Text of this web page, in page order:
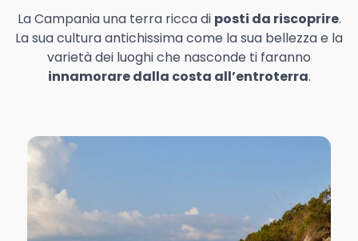
La Campania una terra ricca di posti da riscoprire.
La sua cultura antichissima come la sua bellezza e la
varietà dei luoghi che nasconde ti faranno
innamorare dalla costa all’entroterra.